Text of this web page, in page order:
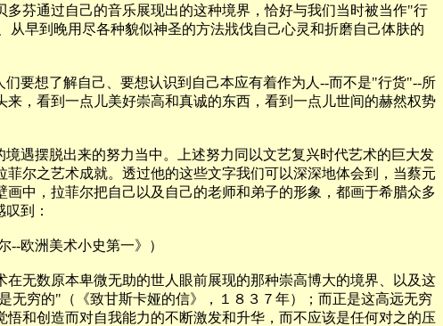
芬通过自己的音乐展现出的这种境界，恰好与我们当时被当作"行
早到晚用尽各种貌似神圣的方法戕伐自己心灵和折磨自己体肤的
要想了解自己、要想认识到自己本应有着作为人--而不是"行货"--所
，看到一点儿美好崇高和真诚的东西，看到一点儿世间的赫然权势
摆脱出来的努力当中。上述努力同以文艺复兴时代艺术的巨大发
尔之艺术成就。透过他的这些文字我们可以深深地体会到，当蔡元
中，拉菲尔把自己以及自己的老师和弟子的形象，都画于希腊众多
到：
欧洲美术小史第一》）
无数原本卑微无助的世人眼前展现的那种崇高博大的境界、以及这
穷的"（《致甘斯卡娅的信》，１８３７年）；而正是这高远无穷
和创造而对自我能力的不断激发和升华，而不应该是任何对之的压